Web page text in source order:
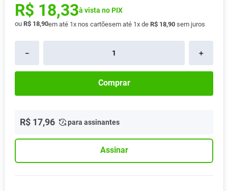
R$ 18,33à vista no PIX
ou R$ 18,90em até 1x nos cartõesem até 1x de R$ 18,90 sem juros
＋
－
Comprar
R$ 17,96 para assinantes
Assinar
10 Lavitan